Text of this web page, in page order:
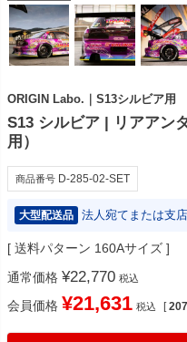
ORIGIN Labo.｜S13シルビア用
S13 シルビア | リアアン
用）
商品番号 D-285-02-SET
大型配送品 法人宛てまたは支
送料パターン 160Aサイズ
通常価格 ¥22,770 税込
会員価格 ¥21,631 税込 [ 207